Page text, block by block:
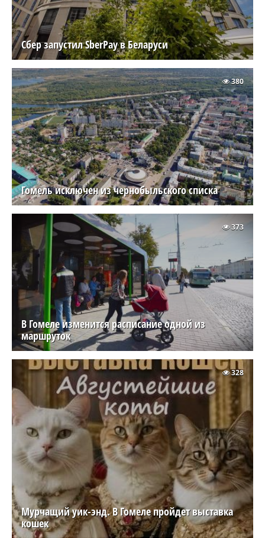
Сбер запустил SberPay в Беларуси
Гомель исключен из чернобыльского списка
380
В Гомеле изменится расписание одной из
маршруток
373
Мурчащий уик-энд. В Гомеле пройдет выставка
кошек
328